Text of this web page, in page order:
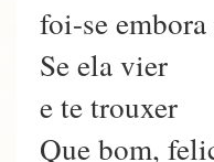
foi-se
Se ela vier
e te trouxer
Que bom,